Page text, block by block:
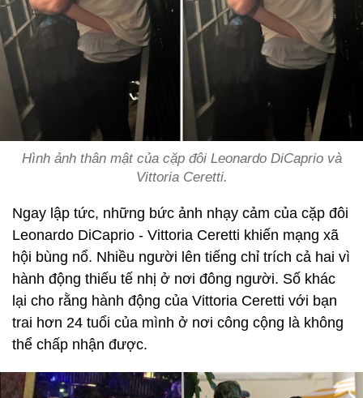
Hình ảnh thân mật của cặp đôi Leonardo DiCaprio và
Vittoria Ceretti.
Ngay lập tức, những bức ảnh nhạy cảm của cặp đôi
Leonardo DiCaprio - Vittoria Ceretti khiến mạng xã
hội bùng nổ. Nhiều người lên tiếng chỉ trích cả hai vì
hành động thiếu tế nhị ở nơi đông người. Số khác
lại cho rằng hành động của Vittoria Ceretti với bạn
trai hơn 24 tuổi của mình ở nơi công cộng là không
thể chấp nhận được.